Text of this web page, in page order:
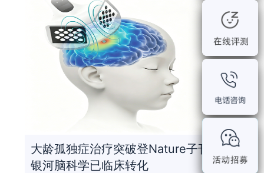
大龄孤独症治疗突破登Nature子刊，
银河脑科学已临床转化